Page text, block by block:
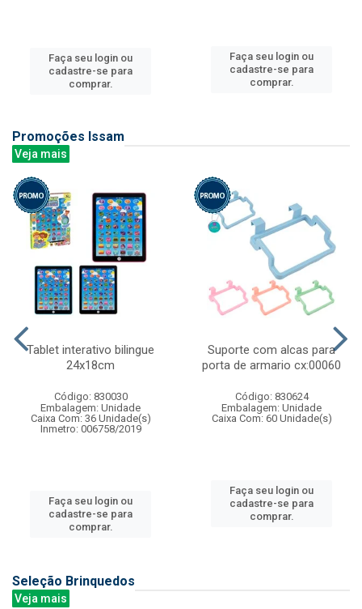
Faça seu login ou
cadastre-se para
comprar.
Faça seu login ou
cadastre-se para
comprar.
Promoções Issam
Veja mais
Tablet interativo bilingue
24x18cm
Código: 830030
Embalagem: Unidade
Caixa Com: 36 Unidade(s)
Inmetro: 006758/2019
Faça seu login ou
cadastre-se para
comprar.
Suporte com alcas para
porta de armario cx:00060
Código: 830624
Embalagem: Unidade
Caixa Com: 60 Unidade(s)
Faça seu login ou
cadastre-se para
comprar.
Seleção Brinquedos
Veja mais